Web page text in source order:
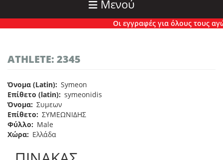
Μενού
Οι εγγραφές για όλους τους
ATHLETE: 2345
Όνομα (Latin) Symeon
Επίθετο (latin) symeonidis
Όνομα Συμεων
Επίθετο
ΣΥΜΕΩΝΙΔΗΣ
Φύλλο
Male
Χώρα
Ελλάδα